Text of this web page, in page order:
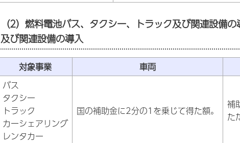
（2）燃料電池バス、タクシー、トラック及び関連設備
及び関連設備の導入
対象事業 車両
バス
タクシー
トラック
カーシェアリング
レンタカー
国の補助金に2分の1を乗じて得た額。
補
た